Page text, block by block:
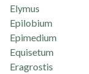
Elymus
Epilobium
Epimedium
Equisetum
Eragrostis